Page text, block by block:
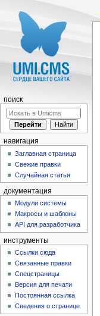
поиск
навигация
Заглавная страница
Свежие правки
Случайная статья
документация
Модули системы
Макросы и шаблоны
API для разработчика
инструменты
Ссылки сюда
Связанные правки
Спецстраницы
Версия для печати
Постоянная ссылка
Сведения о странице